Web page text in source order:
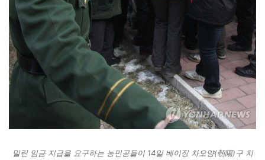
밀린 임금 지급을 요구하는 농민공들이 14일 베이징 차오양(朝陽)구 치